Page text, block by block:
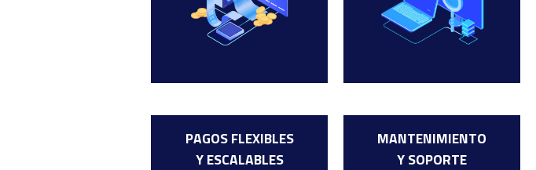
PAGOS FLEXIBLES
Y ESCALABLES
MANTENIMIENTO
Y SOPORTE